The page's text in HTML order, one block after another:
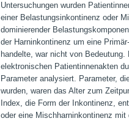
Untersuchungen wurden
einer Belastungsinkontinenz oder
dominierender
der Harninkontinenz um eine
handelte, war nicht von Bedeutung.
elektronischen Patientinnenakten
Parameter analysiert. Parameter,
wurden, waren das Alter zum
Index, die Form der Inkontinenz,
oder eine Mischharninkontinenz mit